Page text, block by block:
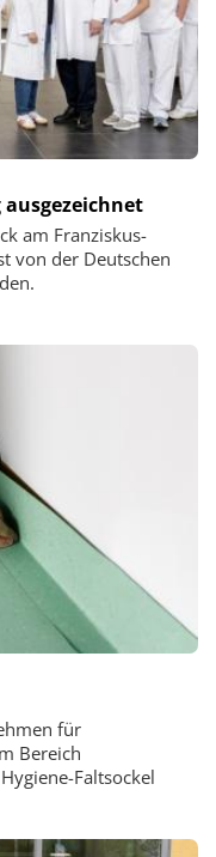
am Franziskus-
von der Deutschen
für
Bereich
Faltsockel